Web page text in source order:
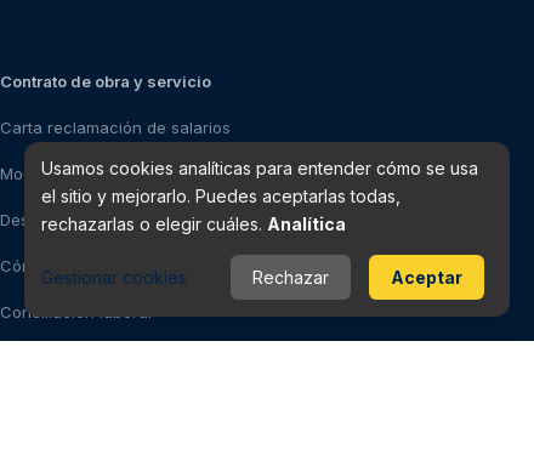
Contrato de obra y servicio
Carta reclamación de salarios
Modelo impugnación de despido
Despedido: pasos a seguir
Cómo solicitar el paro
Conciliación laboral
Usamos cookies analíticas para entender cómo se usa
el sitio y mejorarlo. Puedes aceptarlas todas,
rechazarlas o elegir cuáles. Analítica
Gestionar cookies Rechazar Aceptar